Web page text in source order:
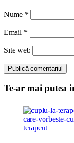
Nume *
Email *
Site web
Te-ar mai putea